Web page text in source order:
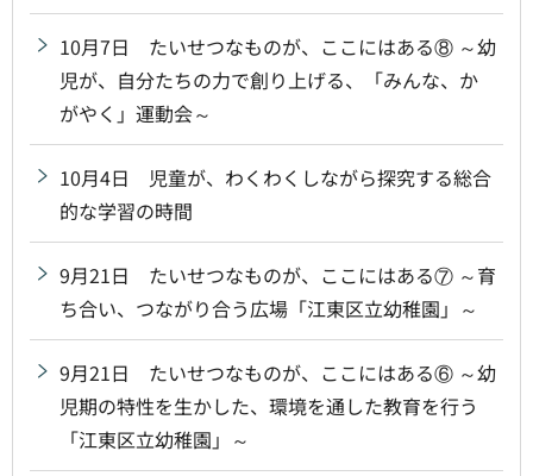
10月7日 たいせつなものが、ここにはある⑧ ～幼
児が、自分たちの力で創り上げる、「みんな、か
がやく」運動会～
10月4日 児童が、わくわくしながら探究する総合
的な学習の時間
9月21日 たいせつなものが、ここにはある⑦ ～育
ち合い、つながり合う広場「江東区立幼稚園」～
9月21日 たいせつなものが、ここにはある⑥ ～幼
児期の特性を生かした、環境を通した教育を行う
「江東区立幼稚園」～